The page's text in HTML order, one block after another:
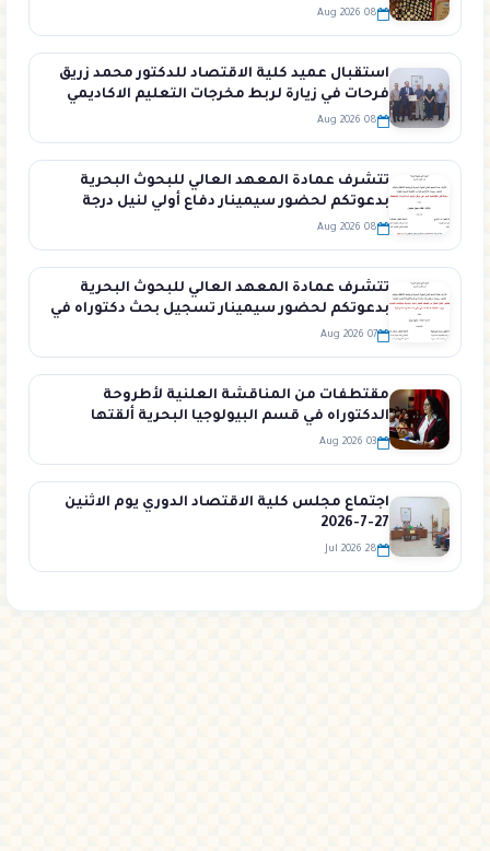
تسويق
08 Aug 2026
استقبال عميد كلية الاقتصاد للدكتور محمد زريق
فرحات في زيارة لربط مخرجات التعليم الاكاديمي
بمتطلبات سوق العمل
08 Aug 2026
تتشرف عمادة المعهد العالي للبحوث البحرية
بدعوتكم لحضور سيمينار دفاع أولي لنيل درجة
الماجستير في قسم الفيزياء البحرية تلقيه الطالبة
العالي للبحوث البحرية
08 Aug 2026
تتشرف عمادة المعهد العالي للبحوث البحرية
بدعوتكم لحضور سيمينار تسجيل بحث دكتوراه في
قسم الكيمياء البحرية تلقيه الطالبة تيماء زيود في
07 Aug 2026
مقتطفات من المناقشة العلنية لأطروحة
الدكتوراه في قسم البيولوجيا البحرية ألقتها
الطالبة خلود لايقة في قاعة المؤتمرات في كلية
03 Aug 2026
اجتماع مجلس كلية الاقتصاد الدوري يوم الاثنين
27-7-2026
28 Jul 2026